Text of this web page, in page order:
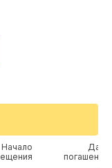
Начало
Дата
погашения